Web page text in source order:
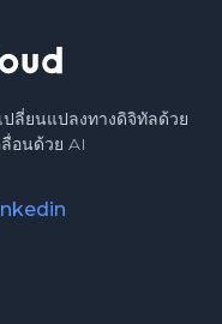
ปลี่ยนแปลงทางดิจิทัลด้วย
อนด้วย AI